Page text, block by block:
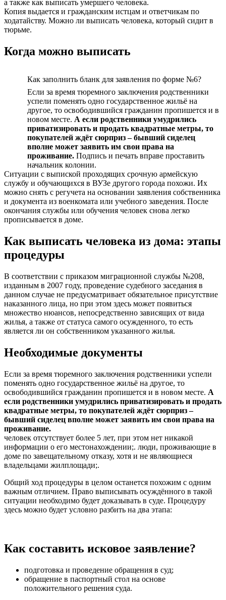
а также как выписать умершего человека.
Копия выдается и гражданским истцам и ответчикам по
ходатайству. Можно ли выписать человека, который сидит в
тюрьме.
Когда можно выписать
Как заполнить бланк для заявления по форме №6?
Если за время тюремного заключения родственники
успели поменять одно государственное жильё на
другое, то освободившийся гражданин пропишется и в
новом месте. А если родственники умудрились
приватизировать и продать квадратные метры, то
покупателей ждёт сюрприз – бывший сиделец
вполне может заявить им свои права на
проживание. Подпись и печать вправе проставить
начальник колонии.
Ситуации с выпиской проходящих срочную армейскую
службу и обучающихся в ВУЗе другого города похожи. Их
можно снять с регучета на основании заявления собственника
и документа из военкомата или учебного заведения. После
окончания службы или обучения человек снова легко
прописывается в доме.
Как выписать человека из дома: этапы
процедуры
В соответствии с приказом миграционной службы №208,
изданным в 2007 году, проведение судебного заседания в
данном случае не предусматривает обязательное присутствие
наказанного лица, но при этом здесь может появиться
множество нюансов, непосредственно зависящих от вида
жилья, а также от статуса самого осужденного, то есть
является ли он собственником указанного жилья.
Необходимые документы
Если за время тюремного заключения родственники успели
поменять одно государственное жильё на другое, то
освободившийся гражданин пропишется и в новом месте. А
если родственники умудрились приватизировать и продать
квадратные метры, то покупателей ждёт сюрприз –
бывший сиделец вполне может заявить им свои права на
проживание.
человек отсутствует более 5 лет, при этом нет никакой
информации о его местонахождении;. люди, проживающие в
доме по завещательному отказу, хотя и не являющиеся
владельцами жилплощади;.
Общий ход процедуры в целом останется похожим с одним
важным отличием. Право выписывать осуждённого в такой
ситуации необходимо будет доказывать в суде. Процедуру
здесь можно будет условно разбить на два этапа:
Как составить исковое заявление?
подготовка и проведение обращения в суд;
обращение в паспортный стол на основе
положительного решения суда.